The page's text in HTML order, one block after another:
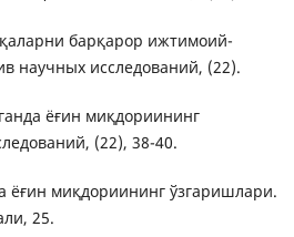
барқарор ижтимоий-
научных исследований, (22).
ёғин миқдориининг
(22), 38-40.
ёғин миқдориининг ўзгаришлари.
25.